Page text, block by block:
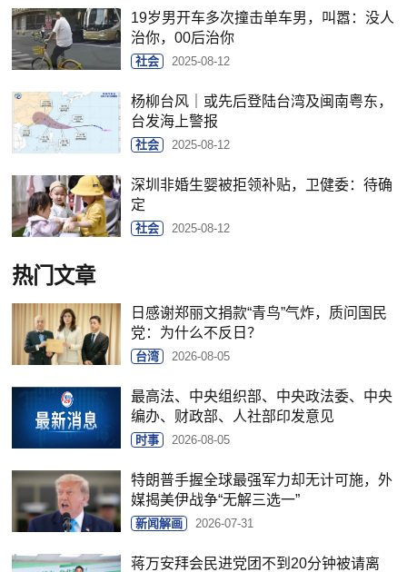
19岁男开车多次撞击单车男，叫嚣：没人
治你，00后治你
社会 2025-08-12
杨柳台风｜或先后登陆台湾及闽南粤东，
台发海上警报
社会 2025-08-12
深圳非婚生婴被拒领补贴，卫健委：待确
定
社会 2025-08-12
热门文章
日感谢郑丽文捐款“青鸟”气炸，质问国民
党：为什么不反日？
台湾 2026-08-05
最高法、中央组织部、中央政法委、中央
编办、财政部、人社部印发意见
时事 2026-08-05
特朗普手握全球最强军力却无计可施，外
媒揭美伊战争“无解三选一”
新闻解画 2026-07-31
蒋万安拜会民进党团不到20分钟被请离